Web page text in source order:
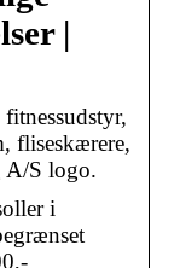
|
fliseskærere,
S logo.
i